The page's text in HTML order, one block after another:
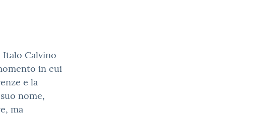
Calvino
in cui
e la
nome,
ma